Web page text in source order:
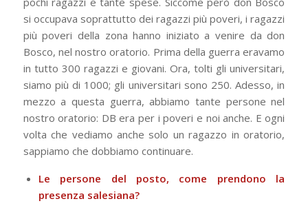
si occupava soprattutto dei ragazzi più poveri, i ragazzi
più poveri della zona hanno iniziato a venire da don
Bosco, nel nostro oratorio. Prima della guerra eravamo
in tutto 300 ragazzi e giovani. Ora, tolti gli universitari,
siamo più di 1000; gli universitari sono 250. Adesso, in
mezzo a questa guerra, abbiamo tante persone nel
nostro oratorio: DB era per i poveri e noi anche. E ogni
volta che vediamo anche solo un ragazzo in oratorio,
sappiamo che dobbiamo continuare.
Le persone del posto, come prendono la
presenza salesiana?